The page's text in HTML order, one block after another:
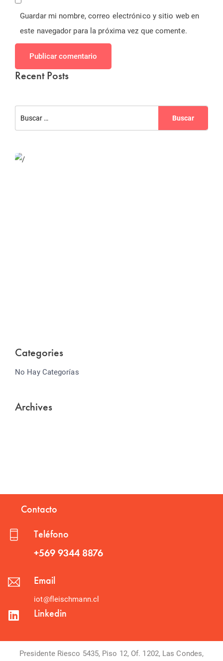
Guardar mi nombre, correo electrónico y sitio web en
este navegador para la próxima vez que comente.
Publicar comentario
Recent Posts
Categories
No Hay Categorías
Archives
Contacto
Teléfono
+569 9344 8876
Email
iot@fleischmann.cl
Linkedin
Presidente Riesco 5435, Piso 12, Of. 1202, Las Condes,